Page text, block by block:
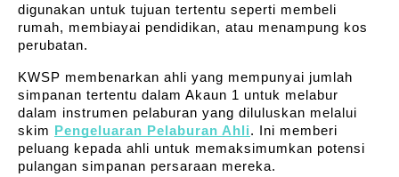
digunakan untuk tujuan tertentu seperti membeli
rumah, membiayai pendidikan, atau menampung kos
perubatan.
KWSP membenarkan ahli yang mempunyai jumlah
simpanan tertentu dalam Akaun 1 untuk melabur
dalam instrumen pelaburan yang diluluskan melalui
skim
Pengeluaran Pelaburan Ahli. Ini memberi
peluang kepada ahli untuk memaksimumkan potensi
pulangan simpanan persaraan mereka.